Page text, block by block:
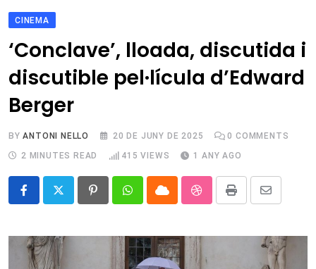
Botiga
CINEMA
‘Conclave’, lloada, discutida i
discutible pel·lícula d’Edward
Berger
BYANTONI NELLO 20 DE JUNY DE 2025 0 COMMENTS
2 MINUTES READ
415 VIEWS 1 ANY AGO
PinterestWhatsappCloud StumbleUpon
Print
Share
Email